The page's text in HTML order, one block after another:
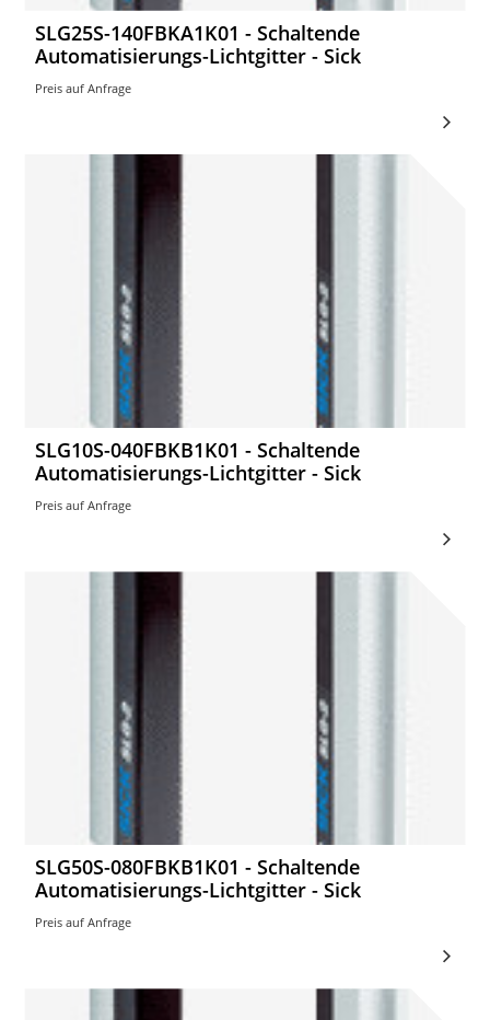
SLG25S-140FBKA1K01 - Schaltende
Automatisierungs-Lichtgitter - Sick
Preis auf Anfrage
SLG10S-040FBKB1K01 - Schaltende
Automatisierungs-Lichtgitter - Sick
Preis auf Anfrage
SLG50S-080FBKB1K01 - Schaltende
Automatisierungs-Lichtgitter - Sick
Preis auf Anfrage